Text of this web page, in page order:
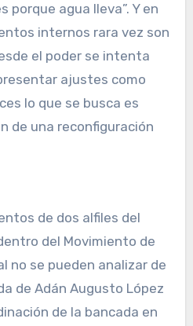
porque agua lleva”. Y en
internos rara vez son
el poder se intenta
ajustes como
lo que se busca es
de una reconfiguración
de dos alfiles del
del Movimiento de
no se pueden analizar de
de Adán Augusto López
de la bancada en